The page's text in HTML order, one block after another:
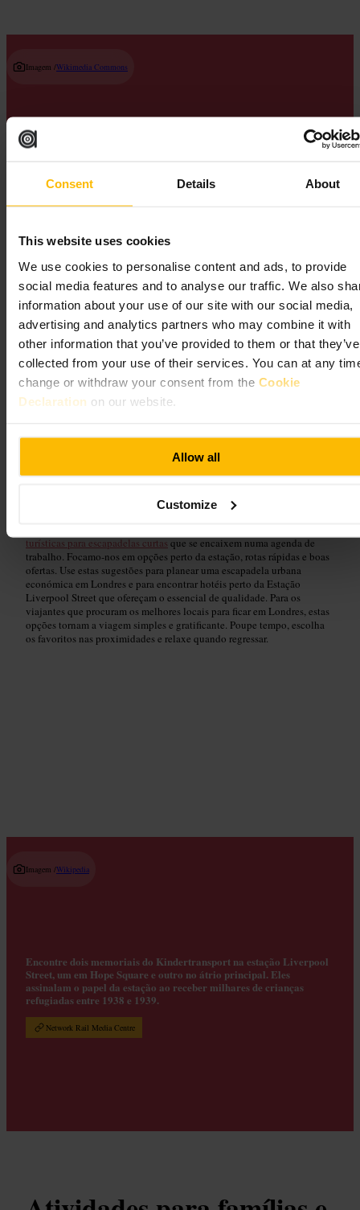
Consent Details About
This website uses cookies
We use cookies to personalise content and ads, to provide
social media features and to analyse our traffic. We also
information about your use of our site with our social media,
advertising and analytics partners who may combine it with
other information that you’ve provided to them or that they’ve
collected from your use of their services. You can at any
change or withdraw your consent from the Cookie
Declaration on our website.
Allow all
Customize
Imagem /Wikimedia Commons
viagem média até ao aeroporto demora 48 minutos.
Atrações e cultura do
centro de Londres
Fique no Point A London Liverpool Street e comece o dia a partir de
uma base super central. Siga paraatrações imperdíveis em Londres,
monumentos históricos de Londres. Procure experiências únicas em
para uma perspetiva diferente e depois desfrute de
turísticas para escapadelas curtasque se encaixem numa agenda de
trabalho. Focamo-nos em opções perto da estação, rotas rápidas e boas
ofertas. Use estas sugestões para planear uma escapadela urbana
económica em Londres e para encontrar hotéis perto da Estação
Liverpool Street que ofereçam o essencial de qualidade. Para os
viajantes que procuram os melhores locais para ficar em Londres, estas
opções tornam a viagem simples e gratificante. Poupe tempo, escolha
os favoritos nas proximidades e relaxe quando regressar.
Imagem /Wikipedia
Encontre dois memoriais do Kindertransport na estação Liverpool
Street, um em Hope Square e outro no átrio principal. Eles
assinalam o papel da estação ao receber milhares de crianças
refugiadas entre 1938 e 1939.
Network Rail Media Centre